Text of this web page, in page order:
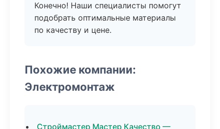
Конечно! Наши специалисты помогут
подобрать оптимальные материалы
по качеству и цене.
Похожие компании:
Электромонтаж
Строймастер Мастер Качество —